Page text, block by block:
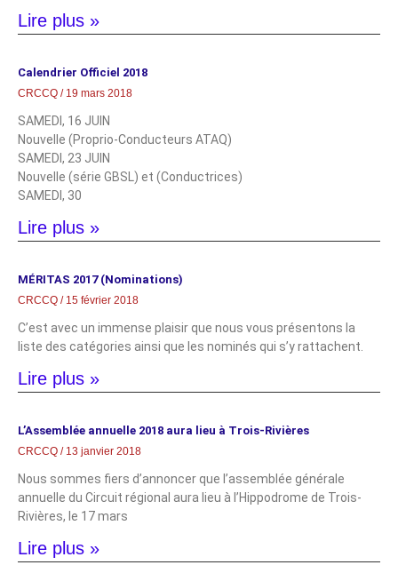
Lire plus »
Calendrier Officiel 2018
CRCCQ 19 mars 2018
SAMEDI, 16 JUIN
Nouvelle (Proprio-Conducteurs ATAQ)
SAMEDI, 23 JUIN
Nouvelle (série GBSL) et (Conductrices)
SAMEDI, 30
Lire plus »
MÉRITAS 2017 (Nominations)
CRCCQ 15 février 2018
C’est avec un immense plaisir que nous vous présentons la
liste des catégories ainsi que les nominés qui s’y rattachent.
Lire plus »
L’Assemblée annuelle 2018 aura lieu à Trois-Rivières
CRCCQ 13 janvier 2018
Nous sommes fiers d’annoncer que l’assemblée générale
annuelle du Circuit régional aura lieu à l’Hippodrome de Trois-
Rivières, le 17 mars
Lire plus »